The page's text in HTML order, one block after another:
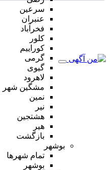
سرعین
عنبران
فخرآباد
کلور
کوراییم
گرمی
گیوی
لاهرود
مشگین شهر
نمین
نیر
هشتجین
هیر
بازگشت
بوشهر
تمام شهر‌ها
بوشهر